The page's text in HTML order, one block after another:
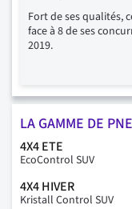
Fort de ses qualités,
face à 8 de ses
2019.
LA GAMME DE
4X4 ETE
EcoControl SUV
4X4 HIVER
Kristall Control SUV